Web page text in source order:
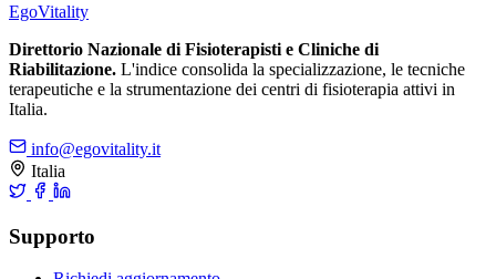
EgoVitality
Direttorio Nazionale di Fisioterapisti e Cliniche di
Riabilitazione. L'indice consolida la specializzazione, le tecniche
terapeutiche e la strumentazione dei centri di fisioterapia attivi in
Italia.
info@egovitality.it
Italia
Supporto